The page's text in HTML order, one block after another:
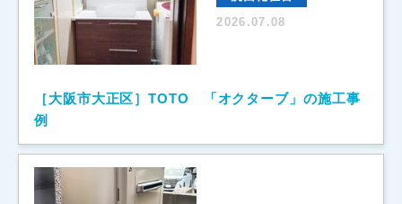
2026.07.08
［大阪市大正区］TOTO 「オクターブ」の施工事
例